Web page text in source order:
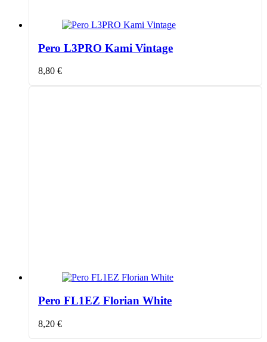
Pero L3PRO Kami Vintage
8,80 €
Pero FL1EZ Florian White
8,20 €